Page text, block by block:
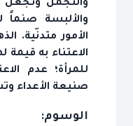
والتجمّل وتجعل
والألبسة
الأمور متدنّية.
الاعتناء به قيمة
للمرأة؛ عدم
صنيعة الأعداء
الوسوم: